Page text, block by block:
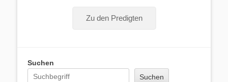
Zu den Predigten
Suchen
Suchen